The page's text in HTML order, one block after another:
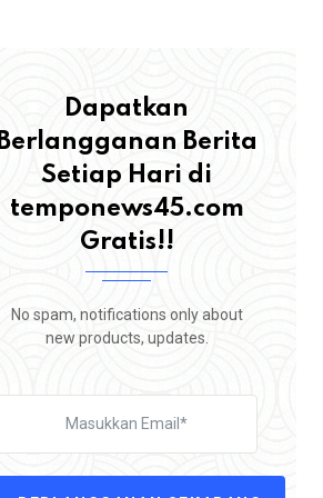
Dapatkan
Berlangganan Berita
Setiap Hari di
temponews45.com
Gratis!!
No spam, notifications only about
new products, updates.